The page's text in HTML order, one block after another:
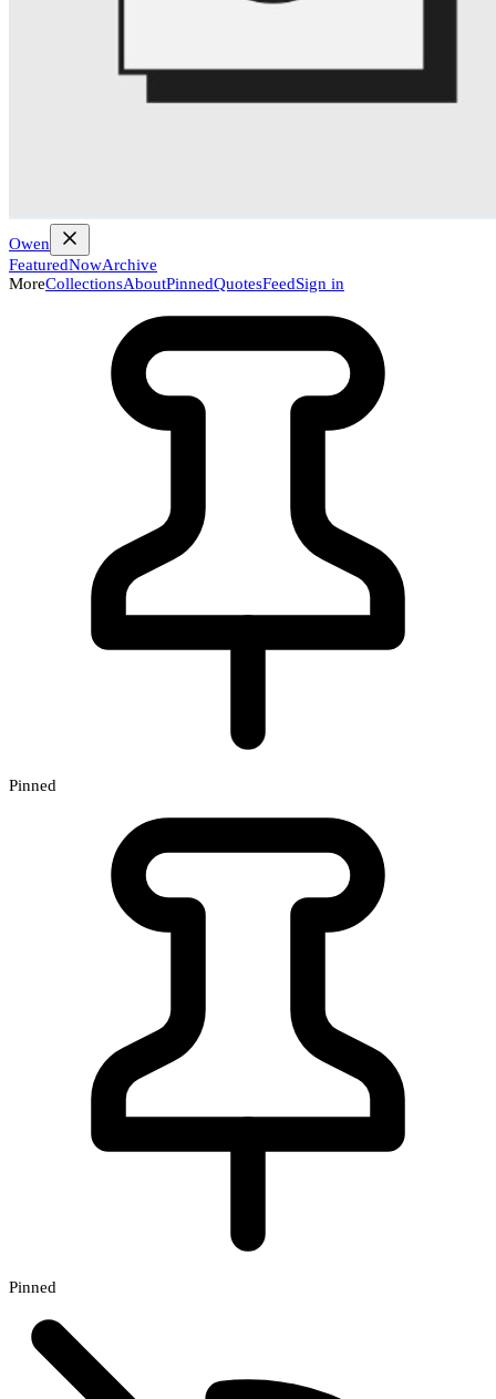
Owen
FeaturedNowArchive
MoreCollectionsAboutPinnedQuotesFeedSign in
Pinned
Pinned